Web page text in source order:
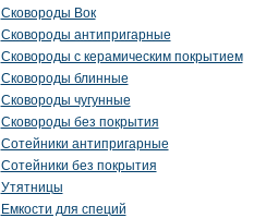
Сковороды Вок
Сковороды антипригарные
Сковороды с керамическим покрытием
Сковороды блинные
Сковороды чугунные
Сковороды без покрытия
Сотейники антипригарные
Сотейники без покрытия
Утятницы
Емкости для специй